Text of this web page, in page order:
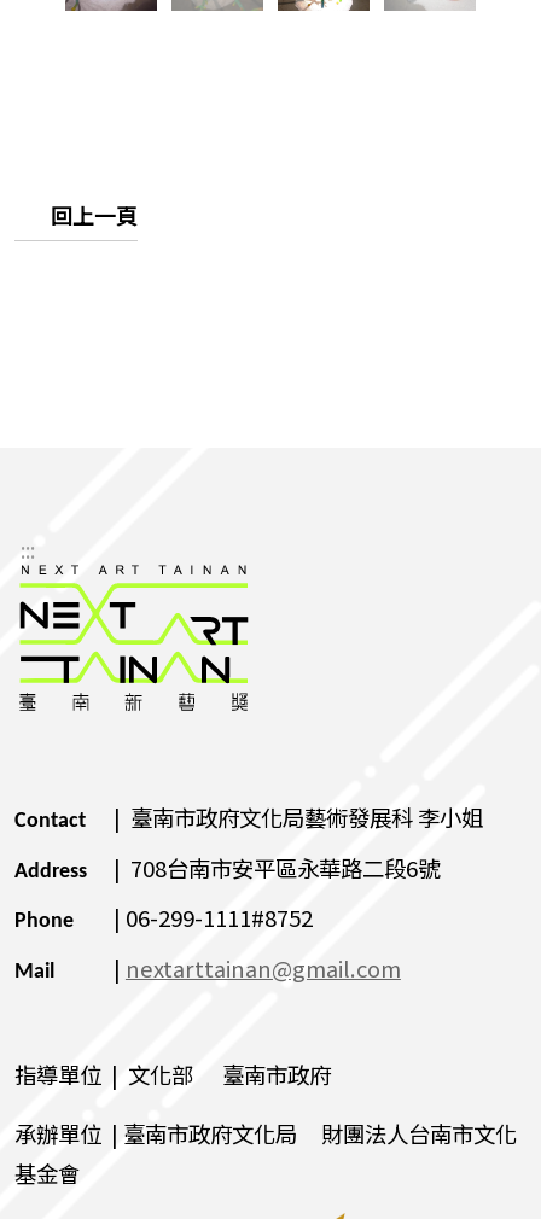
回上一頁
:::
Contact | 臺南市政府文化局藝術發展科 李小姐
Address | 708台南市安平區永華路二段6號
Phone | 06-299-1111#8752
Mail | nextarttainan@gmail.com
指導單位 | 文化部 臺南市政府
承辦單位 | 臺南市政府文化局 財團法人台南市文化
基金會